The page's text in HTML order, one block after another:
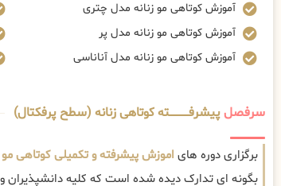
آموزش کوتاهی مو زنانه مدل چتری
آموزش کوتاهی مو زنانه مدل پر
آموزش کوتاهی مو زنانه مدل آناناسی
سرفصلپیشرفــــــــــــته کوتاهی زنانه (سطح پرفکتال)
برگزاری دوره های اموزش پیشرفته و تکمیلی کوتاهی مو
بگونه ای تدارک دیده شده است که کلیه دانشپذیران